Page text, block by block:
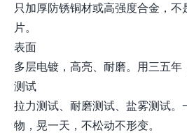
只加厚防锈铜材或高强度合金，
片。
表面
多层电镀，高亮、耐磨。用三五年
测试
拉力测试、耐磨测试、盐雾测试。
物，晃一天，不松动不形变。